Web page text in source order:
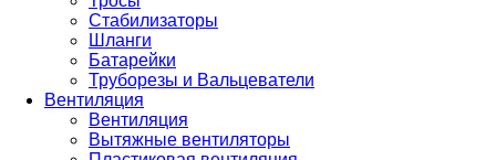
Стабилизаторы
Шланги
Батарейки
Труборезы и Вальцеватели
Вентиляция
Вентиляция
Вытяжные вентиляторы